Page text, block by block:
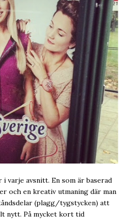
varje avsnitt. En som är baserad
och en kreativ utmaning där man
(plagg/tygstycken) att
nytt. På mycket kort tid